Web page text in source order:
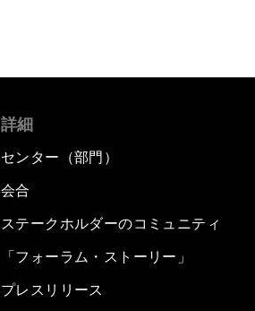
詳細
センター（部門）
会合
ステークホルダーのコミュニティ
「フォーラム・ストーリー」
プレスリリース